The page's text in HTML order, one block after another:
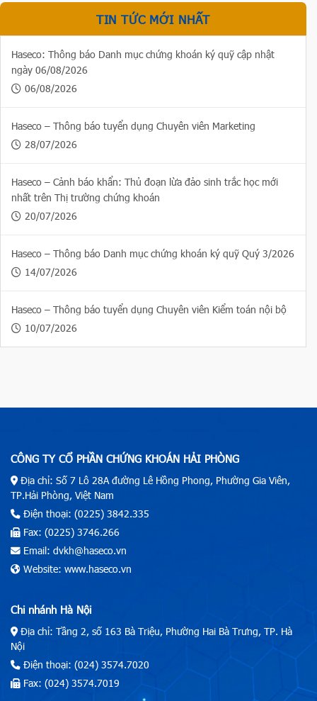
TIN TỨC MỚI NHẤT
Haseco: Thông báo Danh mục chứng khoán ký quỹ cập nhật
ngày 06/08/2026
06/08/2026
Haseco – Thông báo tuyển dụng Chuyên viên Marketing
28/07/2026
Haseco – Cảnh báo khẩn: Thủ đoạn lừa đảo sinh trắc học mới
nhất trên Thị trường chứng khoán
20/07/2026
Haseco – Thông báo Danh mục chứng khoán ký quỹ Quý 3/2026
14/07/2026
Haseco – Thông báo tuyển dụng Chuyên viên Kiểm toán nội bộ
10/07/2026
CÔNG TY CỔ PHẦN CHỨNG KHOÁN HẢI PHÒNG
Địa chỉ: Số 7 Lô 28A đường Lê Hồng Phong, Phường Gia Viên,
TP.Hải Phòng, Việt Nam
Điện thoại: (0225) 3842.335
Fax: (0225) 3746.266
Email: dvkh@haseco.vn
Website: www.haseco.vn
Chi nhánh Hà Nội
Địa chỉ: Tầng 2, số 163 Bà Triệu, Phường Hai Bà Trưng, TP. Hà
Nội
Điện thoại: (024) 3574.7020
Fax: (024) 3574.7019